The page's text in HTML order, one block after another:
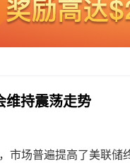
持震荡走势
场普遍提高了美联储